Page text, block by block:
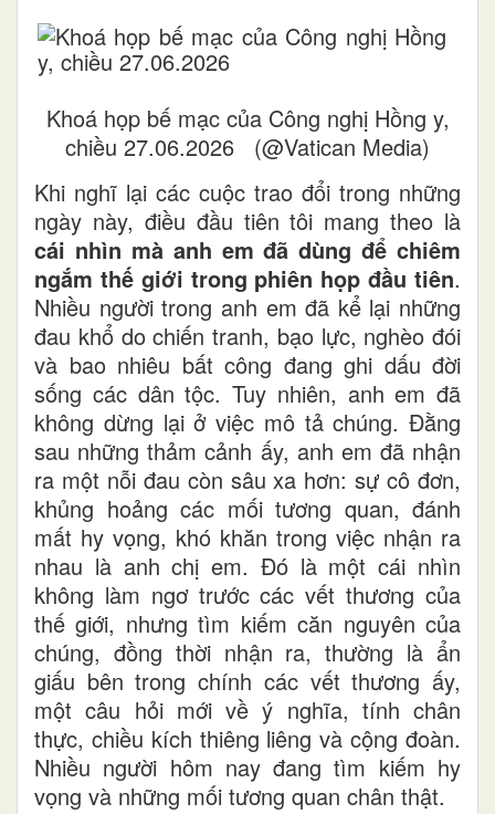
Khoá họp bế mạc của Công nghị Hồng y,
chiều 27.06.2026 (@Vatican Media)
Khi nghĩ lại các cuộc trao đổi trong những
ngày này, điều đầu tiên tôi mang theo là
cái nhìn mà anh em đã dùng để chiêm
ngắm thế giới trong phiên họp đầu tiên.
Nhiều người trong anh em đã kể lại những
đau khổ do chiến tranh, bạo lực, nghèo đói
và bao nhiêu bất công đang ghi dấu đời
sống các dân tộc. Tuy nhiên, anh em đã
không dừng lại ở việc mô tả chúng. Đằng
sau những thảm cảnh ấy, anh em đã nhận
ra một nỗi đau còn sâu xa hơn: sự cô đơn,
khủng hoảng các mối tương quan, đánh
mất hy vọng, khó khăn trong việc nhận ra
nhau là anh chị em. Đó là một cái nhìn
không làm ngơ trước các vết thương của
thế giới, nhưng tìm kiếm căn nguyên của
chúng, đồng thời nhận ra, thường là ẩn
giấu bên trong chính các vết thương ấy,
một câu hỏi mới về ý nghĩa, tính chân
thực, chiều kích thiêng liêng và cộng đoàn.
Nhiều người hôm nay đang tìm kiếm hy
vọng và những mối tương quan chân thật.